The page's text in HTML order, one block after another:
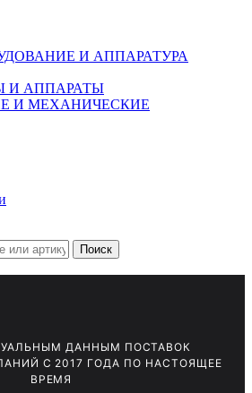
И АППАРАТУРА
И АППАРАТЫ
И МЕХАНИЧЕСКИЕ
Поиск
ДАННЫМ ПОСТАВОК
С 2017 ГОДА ПО НАСТОЯЩЕЕ
ВРЕМЯ